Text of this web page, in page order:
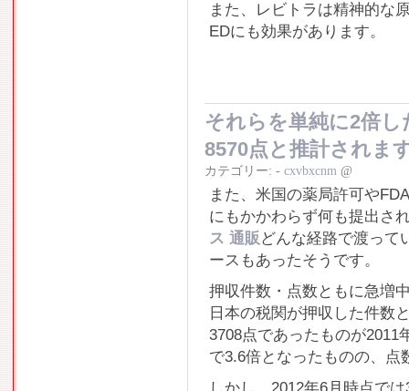
また、レビトラは精神的な
EDにも効果があります。
それらを単純に2倍
8570点と推計されま
カテゴリー: - cxvbxcnm @
また、米国の薬局許可や
にもかかわらず何も提出さ
ス 通販どんな経路で渡って
ースもあったそうです。
押収件数・点数ともに急増
日本の税関が押収した件数
3708点であったものが2011
で3.6倍となったものの、点